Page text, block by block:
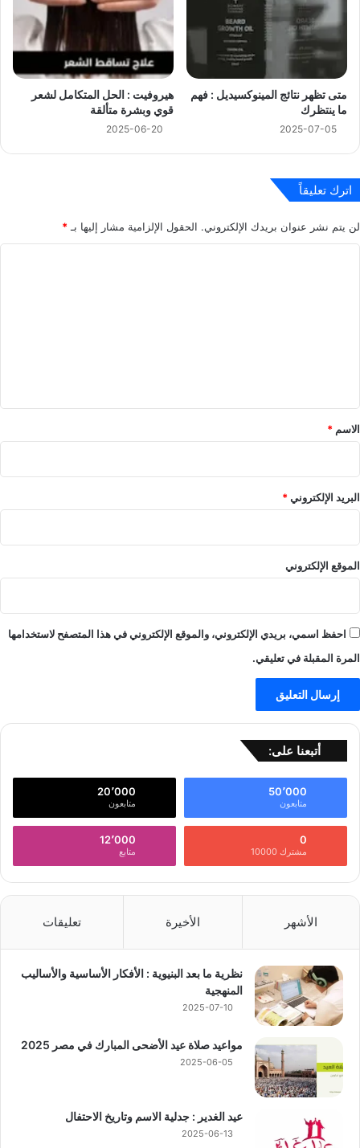
متى تظهر نتائج المينوكسيديل : فهم
ما ينتظرك
2025-07-05
هيروفيت : الحل المتكامل لشعر
قوي وبشرة متألقة
2025-06-20
اترك تعليقاً
لن يتم نشر عنوان بريدك الإلكتروني. الحقول الإلزامية مشار إليها بـ *
*
الاسم *
البريد الإلكتروني*
الموقع الإلكتروني
احفظ اسمي، بريدي الإلكتروني، والموقع الإلكتروني في هذا المتصفح لاستخدامها
المرة المقبلة في تعليقي.
أتبعنا على:
50٬000
متابعون
20٬000
متابعون
0
مشترك 10000
12٬000
متابع
الأشهر الأخيرة تعليقات
نظرية ما بعد البنيوية : الأفكار الأساسية والأساليب
المنهجية
2025-07-10
مواعيد صلاة عيد الأضحى المبارك في مصر 2025
2025-06-05
عيد الغدير : جدلية الاسم وتاريخ الاحتفال
2025-06-13